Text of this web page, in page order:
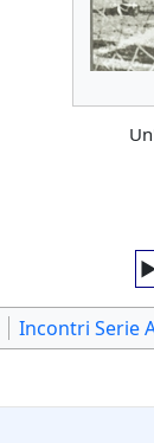
Incontri Serie